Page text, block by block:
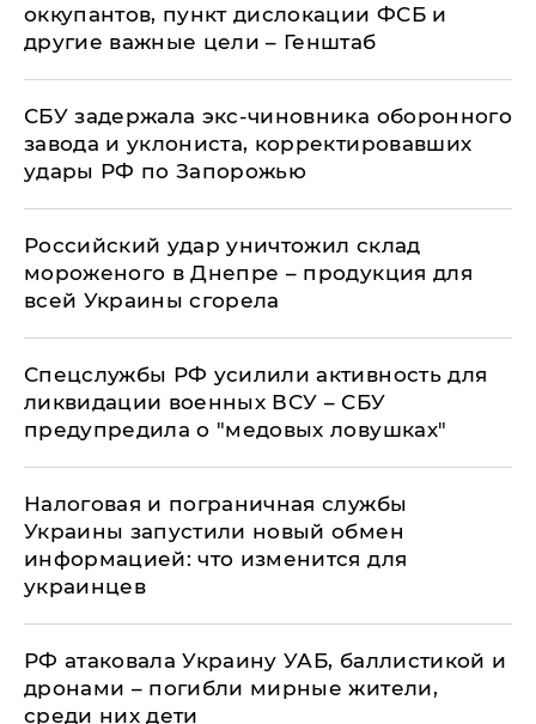
оккупантов, пункт дислокации ФСБ и
другие важные цели – Генштаб
СБУ задержала экс-чиновника оборонного
завода и уклониста, корректировавших
удары РФ по Запорожью
Российский удар уничтожил склад
мороженого в Днепре – продукция для
всей Украины сгорела
Спецслужбы РФ усилили активность для
ликвидации военных ВСУ – СБУ
предупредила о "медовых ловушках"
Налоговая и пограничная службы
Украины запустили новый обмен
информацией: что изменится для
украинцев
РФ атаковала Украину УАБ, баллистикой и
дронами – погибли мирные жители,
среди них дети